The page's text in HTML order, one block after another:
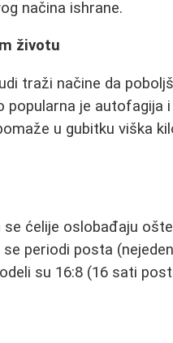
načina ishrane.
životu
traži načine da
je autofagija
u gubitku viška
ćelije oslobađaju
periodi posta
su 16:8 (16 sati